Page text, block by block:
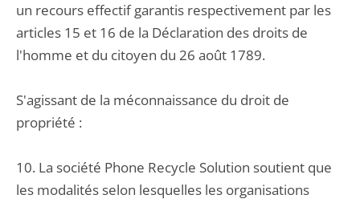
un recours effectif garantis respectivement par les
articles 15 et 16 de la Déclaration des droits de
l'homme et du citoyen du 26 août 1789.
S'agissant de la méconnaissance du droit de
propriété :
10. La société Phone Recycle Solution soutient que
les modalités selon lesquelles les organisations